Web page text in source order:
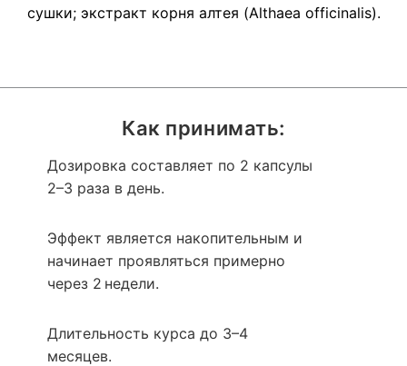
Как принимать:
Дозировка составляет по 2 капсулы
2–3 раза в день.
Эффект является накопительным и
начинает проявляться примерно
через 2 недели.
Длительность курса до 3–4
месяцев.
сушки; экстракт корня алтея (Althaea officinalis).